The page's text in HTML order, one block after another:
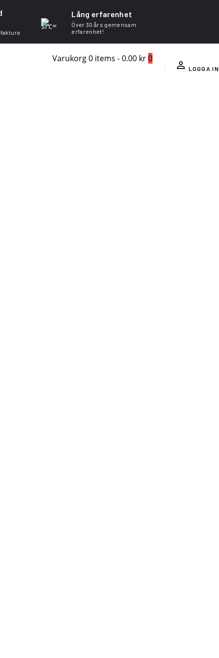
Lång erfarenhet
Över 30 års gemensam
erfarenhet!
Varukorg0 items -0.00 kr0
LOGGA IN